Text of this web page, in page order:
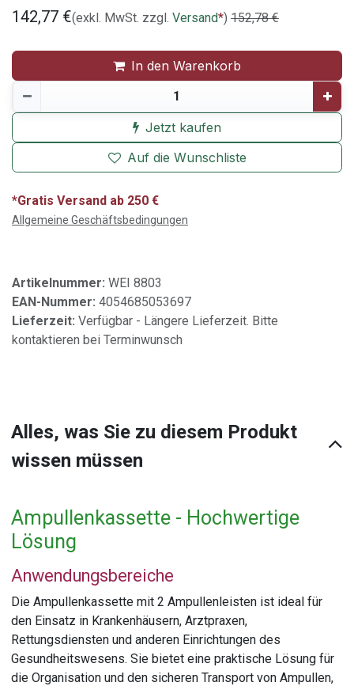
142,77 €(exkl. MwSt. zzgl. Versand*) 152,78€
In den Warenkorb
Jetzt kaufen
Auf die Wunschliste
*Gratis Versand ab 250 €
Allgemeine Geschäftsbedingungen
Artikelnummer: WEI 8803
EAN-Nummer: 4054685053697
Lieferzeit: Verfügbar - Längere Lieferzeit. Bitte
kontaktieren bei Terminwunsch
Alles, was Sie zu diesem Produkt
wissen müssen
Ampullenkassette - Hochwertige
Lösung
Anwendungsbereiche
Die Ampullenkassette mit 2 Ampullenleisten ist ideal für
den Einsatz in Krankenhäusern, Arztpraxen,
Rettungsdiensten und anderen Einrichtungen des
Gesundheitswesens. Sie bietet eine praktische Lösung für
die Organisation und den sicheren Transport von Ampullen,